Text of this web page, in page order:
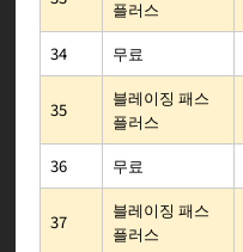
플러스
34 무료
35
블레이징 패스
플러스
36 무료
37
블레이징 패스
플러스